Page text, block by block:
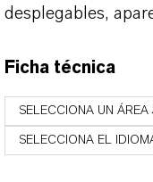
desplegables,
Ficha técnica
SELECCIONA UN ÁREA
SELECCIONA EL